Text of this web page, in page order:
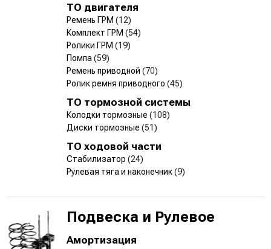
ТО двигателя
Ремень ГРМ (12)
Комплект ГРМ (54)
Ролики ГРМ (19)
Помпа (59)
Ремень приводной (70)
Ролик ремня приводного (45)
ТО тормозной системы
Колодки тормозные (108)
Диски тормозные (51)
ТО ходовой части
Стабилизатор (24)
Рулевая тяга и наконечник(9)
Подвеска и Рулевое
Амортизация